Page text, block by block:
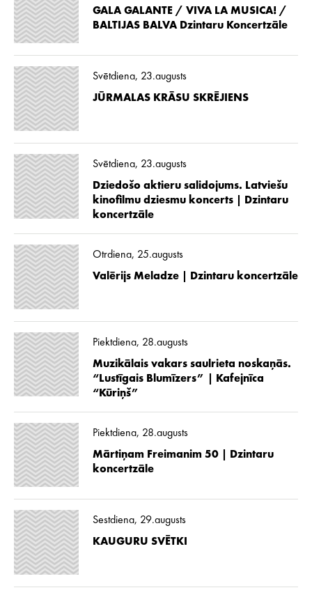
GALA GALANTE / VIVA LA MUSICA! /
BALTIJAS BALVA Dzintaru Koncertzāle
Svētdiena, 23.augusts
JŪRMALAS KRĀSU SKRĒJIENS
Svētdiena, 23.augusts
Dziedošo aktieru salidojums. Latviešu
kinofilmu dziesmu koncerts | Dzintaru
koncertzāle
Otrdiena, 25.augusts
Valērijs Meladze | Dzintaru koncertzāle
Piektdiena, 28.augusts
Muzikālais vakars saulrieta noskaņās.
“Lustīgais Blumīzers” | Kafejnīca
“Kūriņš”
Piektdiena, 28.augusts
Mārtiņam Freimanim 50 | Dzintaru
koncertzāle
Sestdiena, 29.augusts
KAUGURU SVĒTKI